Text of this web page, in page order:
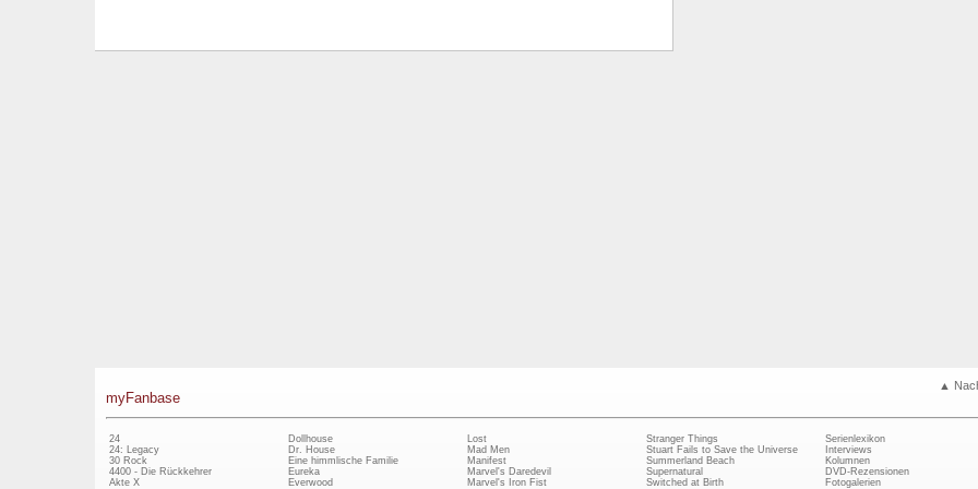
▲
myFanbase
24
24: Legacy
30 Rock
4400 - Die Rückkehrer
Akte X
Dollhouse
Dr. House
Eine himmlische Familie
Eureka
Everwood
Lost
Mad Men
Manifest
Marvel's Daredevil
Marvel's Iron Fist
Stranger Things
Stuart Fails to Save the Universe
Summerland Beach
Supernatural
Switched at Birth
Serienlexikon
Interviews
Kolumnen
DVD-Rezensionen
Fotogalerien